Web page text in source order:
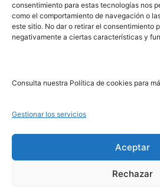
consentimiento para estas tecnologías nos
como el comportamiento de navegación o
este sitio. No dar o retirar el consentimiento
negativamente a ciertas características y
Consulta nuestra Política de cookies para
Gestionar los servicios
Aceptar
Rechazar
PRL | Films
PRL | Play
PRL | LAB
Noticias
Legal
Aviso Legal